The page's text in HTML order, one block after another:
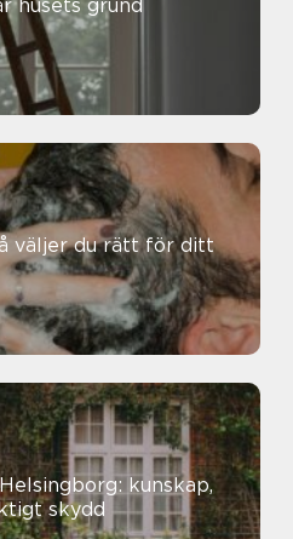
kunskap,
skydd